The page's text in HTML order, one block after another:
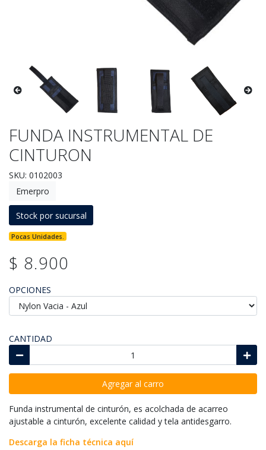
FUNDA INSTRUMENTAL DE
CINTURON
SKU: 0102003
Emerpro
Stock por sucursal
Pocas Unidades.
$ 8.900
OPCIONES
CANTIDAD
Agregar al carro
Funda instrumental de cinturón, es acolchada de acarreo
ajustable a cinturón, excelente calidad y tela antidesgarro.
Descarga la ficha técnica aquí